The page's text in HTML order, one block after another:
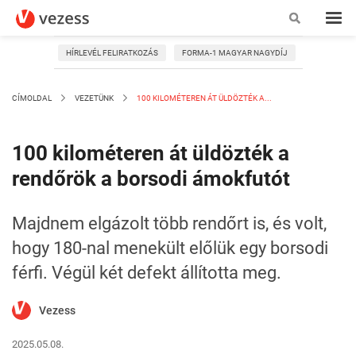
HÍRLEVÉL FELIRATKOZÁS FORMA-1 MAGYAR NAGYDÍJ
CÍMOLDAL VEZETÜNK 100 KILOMÉTEREN ÁT ÜLDÖZTÉK A...
100 kilométeren át üldözték a
rendőrök a borsodi ámokfutót
Majdnem elgázolt több rendőrt is, és volt,
hogy 180-nal menekült előlük egy borsodi
férfi. Végül két defekt állította meg.
Vezess
2025.05.08.